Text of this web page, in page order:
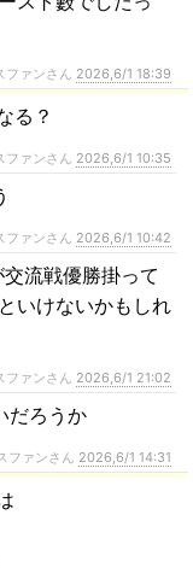
ァンさん 2026,6/1 18:39
る？
ァンさん 2026,6/1 10:35
ァンさん 2026,6/1 10:42
流戦優勝掛って
いけないかもしれ
ァンさん 2026,6/1 21:02
だろうか
ファンさん 2026,6/1 14:31